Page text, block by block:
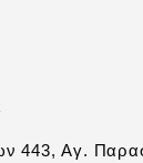
443, Αγ.